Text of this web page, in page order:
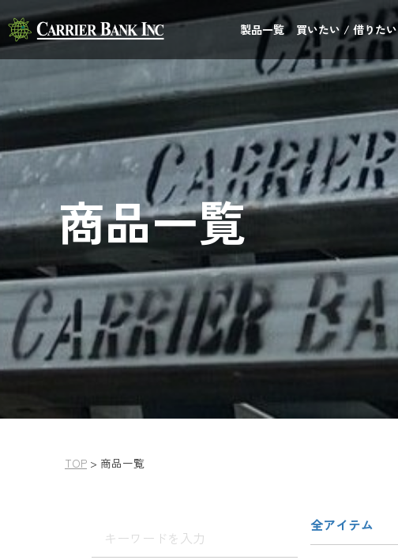
製品一覧 買いたい / 借りたい
商品一覧
TOP > 商品一覧
全アイテム